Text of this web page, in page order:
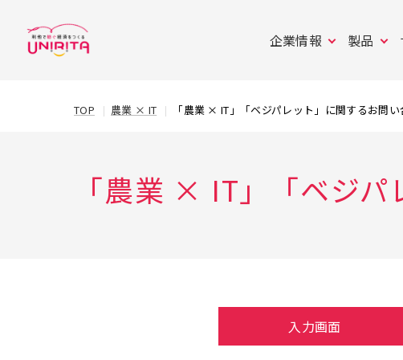
企業情報 製品
TOP 農業 × IT 「農業 × IT」「ベジパレット」に関するお問い
「農業 × IT」「ベジ
入力画面